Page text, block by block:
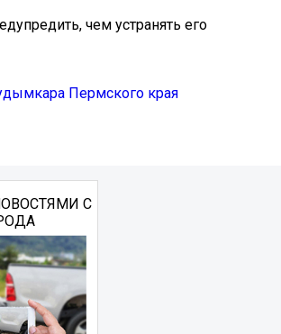
чем устранять его
Пермского края
С